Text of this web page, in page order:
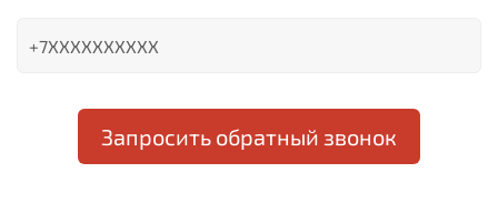
Запросить обратный звонок